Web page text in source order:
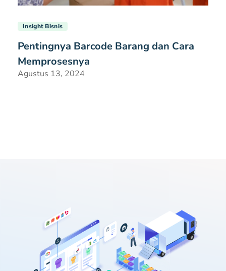
Insight Bisnis
Pentingnya Barcode Barang dan Cara
Memprosesnya
Agustus 13, 2024